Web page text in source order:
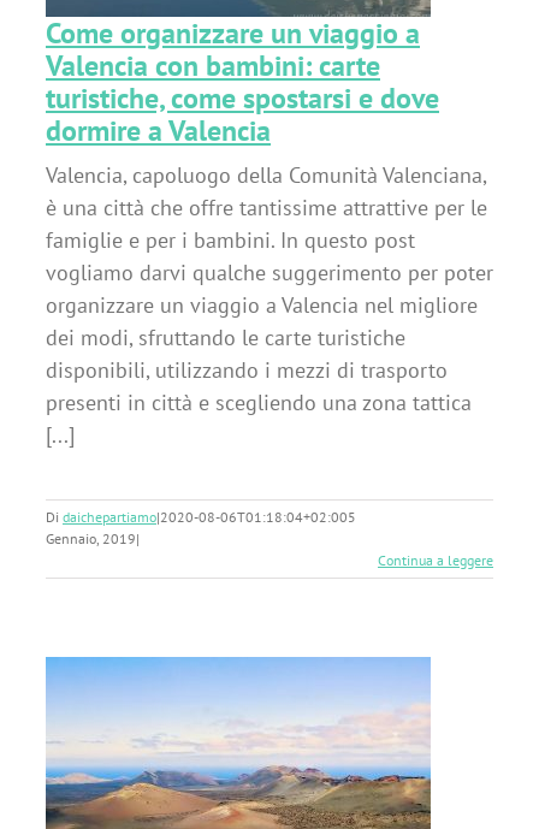
Come organizzare un viaggio a
Valencia con bambini: carte
turistiche, come spostarsi e dove
dormire a Valencia
Valencia, capoluogo della Comunità Valenciana,
è una città che offre tantissime attrattive per le
famiglie e per i bambini. In questo post
vogliamo darvi qualche suggerimento per poter
organizzare un viaggio a Valencia nel migliore
dei modi, sfruttando le carte turistiche
disponibili, utilizzando i mezzi di trasporto
presenti in città e scegliendo una zona tattica
[...]
Di daichepartiamo|2020-08-06T01:18:04+02:005
Gennaio, 2019|
Continua a leggere